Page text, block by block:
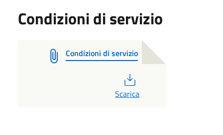
Condizioni di servizio
Condizioni di servizio
Scarica